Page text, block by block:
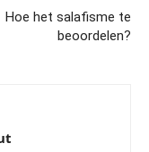
Hoe het salafisme te
beoordelen?